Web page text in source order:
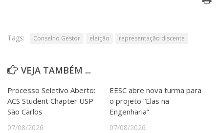
Extensão à Comunidade
Museus e Espaços Interativos
Bibliotecas
Apoio ao Estudante
Segurança, Trânsito e Prevenção
RH, Administrativo e Financeiro
Tags: Conselho Gestor eleição representação discente
VEJA TAMBÉM ...
Processo Seletivo Aberto:
ACS Student Chapter USP
São Carlos
07/08/2026
EESC abre nova turma para
o projeto “Elas na
Engenharia”
07/08/2026